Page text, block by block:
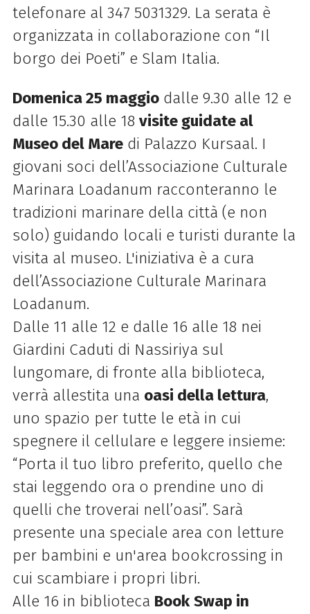
telefonare al 347 5031329. La serata è
organizzata in collaborazione con “Il
borgo dei Poeti” e Slam Italia.
Domenica 25 maggiodalle 9.30 alle 12 e
dalle 15.30 alle 18 visite guidate al
Museo del Maredi Palazzo Kursaal. I
giovani soci dell’Associazione Culturale
Marinara Loadanum racconteranno le
tradizioni marinare della città (e non
solo) guidando locali e turisti durante la
visita al museo. L'iniziativa è a cura
dell’Associazione Culturale Marinara
Loadanum.
Dalle 11 alle 12 e dalle 16 alle 18 nei
Giardini Caduti di Nassiriya sul
lungomare, di fronte alla biblioteca,
verrà allestita una oasi della lettura,
uno spazio per tutte le età in cui
spegnere il cellulare e leggere insieme:
“Porta il tuo libro preferito, quello che
stai leggendo ora o prendine uno di
quelli che troverai nell’oasi”. Sarà
presente una speciale area con letture
per bambini e un'area bookcrossing in
cui scambiare i propri libri.
Alle 16 in biblioteca Book Swap in